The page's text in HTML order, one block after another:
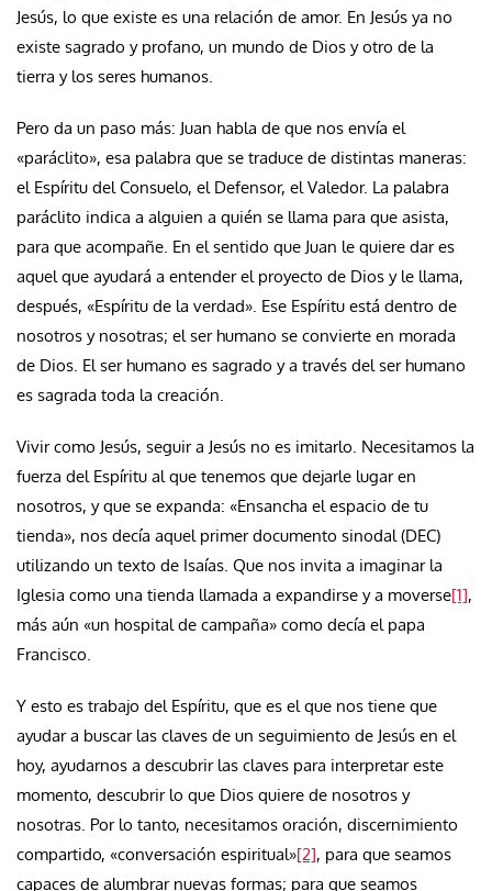
Jesús, lo que existe es una relación de amor. En Jesús ya no
existe sagrado y profano, un mundo de Dios y otro de la
tierra y los seres humanos.
Pero da un paso más: Juan habla de que nos envía el
«paráclito», esa palabra que se traduce de distintas maneras:
el Espíritu del Consuelo, el Defensor, el Valedor. La palabra
paráclito indica a alguien a quién se llama para que asista,
para que acompañe. En el sentido que Juan le quiere dar es
aquel que ayudará a entender el proyecto de Dios y le llama,
después, «Espíritu de la verdad». Ese Espíritu está dentro de
nosotros y nosotras; el ser humano se convierte en morada
de Dios. El ser humano es sagrado y a través del ser humano
es sagrada toda la creación.
Vivir como Jesús, seguir a Jesús no es imitarlo. Necesitamos la
fuerza del Espíritu al que tenemos que dejarle lugar en
nosotros, y que se expanda: «Ensancha el espacio de tu
tienda», nos decía aquel primer documento sinodal (DEC)
utilizando un texto de Isaías. Que nos invita a imaginar la
Iglesia como una tienda llamada a expandirse y a moverse[1],
más aún «un hospital de campaña» como decía el papa
Francisco.
Y esto es trabajo del Espíritu, que es el que nos tiene que
ayudar a buscar las claves de un seguimiento de Jesús en el
hoy, ayudarnos a descubrir las claves para interpretar este
momento, descubrir lo que Dios quiere de nosotros y
nosotras. Por lo tanto, necesitamos oración, discernimiento
compartido, «conversación espiritual»[2], para que seamos
capaces de alumbrar nuevas formas; para que seamos